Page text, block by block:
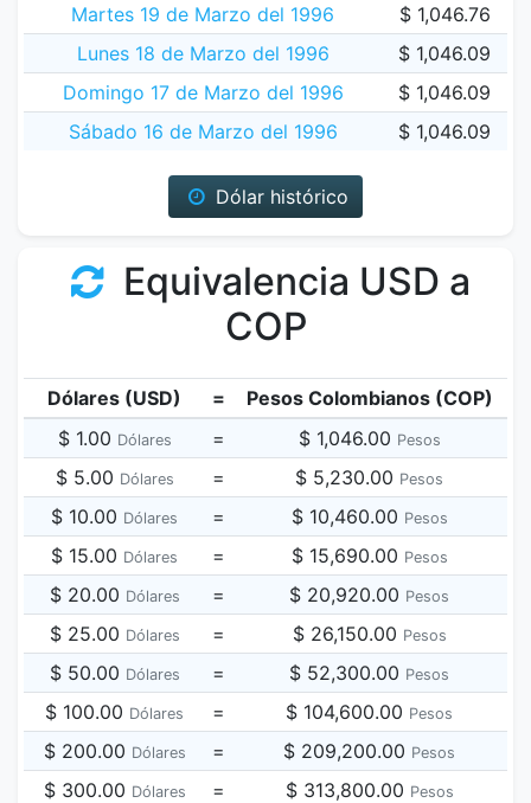
Martes 19 de Marzo del 1996
$ 1,046.76
Lunes 18 de Marzo del 1996
$ 1,046.09
Domingo 17 de Marzo del 1996
$ 1,046.09
Sábado 16 de Marzo del 1996
$ 1,046.09
Dólar histórico
Equivalencia USD a
COP
Dólares (USD) =
Pesos Colombianos (COP)
$ 1.00 Dólares = $ 1,046.00 Pesos
$ 5.00 Dólares = $ 5,230.00 Pesos
$ 10.00 Dólares = $ 10,460.00 Pesos
$ 15.00 Dólares = $ 15,690.00 Pesos
$ 20.00 Dólares = $ 20,920.00 Pesos
$ 25.00 Dólares = $ 26,150.00 Pesos
$ 50.00 Dólares = $ 52,300.00 Pesos
$ 100.00 Dólares = $ 104,600.00 Pesos
$ 200.00 Dólares = $ 209,200.00 Pesos
$ 300.00 Dólares = $ 313,800.00 Pesos